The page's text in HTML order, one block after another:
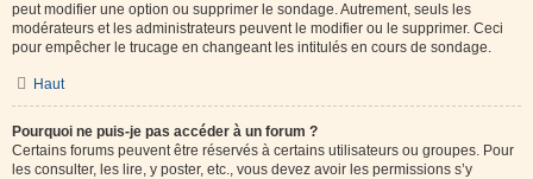
peut modifier une option ou supprimer le sondage. Autrement, seuls les
modérateurs et les administrateurs peuvent le modifier ou le supprimer. Ceci
pour empêcher le trucage en changeant les intitulés en cours de sondage.
Haut
Pourquoi ne puis-je pas accéder à un forum ?
Certains forums peuvent être réservés à certains utilisateurs ou groupes. Pour
les consulter, les lire, y poster, etc., vous devez avoir les permissions s’y